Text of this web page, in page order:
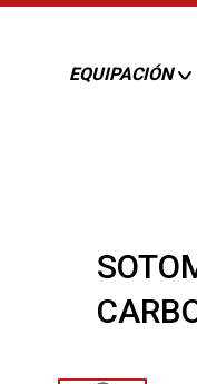
EQUIPACIÓN